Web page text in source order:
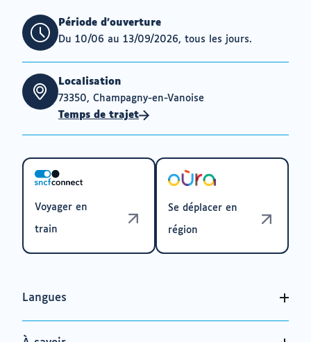
Période d'ouverture
Du 10/06 au 13/09/2026, tous les jours.
Localisation
73350, Champagny-en-Vanoise
Temps de trajet
Voyager en
train
Se déplacer en
région
Langues